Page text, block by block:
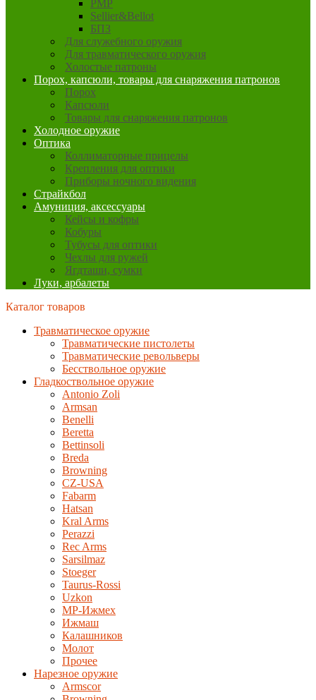
PMP
Sellier&Bellot
БПЗ
Для служебного оружия
Для травматического оружия
Холостые патроны
Порох, капсюли, товары для снаряжения патронов
Порох
Капсюли
Товары для снаряжения патронов
Холодное оружие
Оптика
Коллиматорные прицелы
Крепления для оптики
Приборы ночного видения
Страйкбол
Амуниция, аксессуары
Кейсы и кофры
Кобуры
Тубусы для оптики
Чехлы для ружей
Ягдташи, сумки
Луки, арбалеты
Каталог товаров
Травматическое оружие
Травматические пистолеты
Травматические револьверы
Бесствольное оружие
Гладкоствольное оружие
Antonio Zoli
Armsan
Benelli
Beretta
Bettinsoli
Breda
Browning
CZ-USA
Fabarm
Hatsan
Kral Arms
Perazzi
Rec Arms
Sarsilmaz
Stoeger
Taurus-Rossi
Uzkon
MP-Ижмех
Ижмаш
Калашников
Молот
Прочее
Нарезное оружие
Armscor